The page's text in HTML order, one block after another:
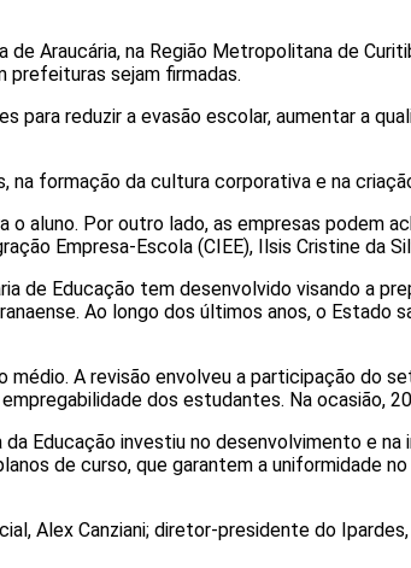
Araucária, na Região Metropolitana de
prefeituras sejam firmadas.
para reduzir a evasão escolar, aumentar a
formação da cultura corporativa e na
Por outro lado, as empresas podem
Empresa-Escola (CIEE), Ilsis Cristine da
de Educação tem desenvolvido visando a
Ao longo dos últimos anos, o Estado
A revisão envolveu a participação do
dos estudantes. Na ocasião,
Educação investiu no desenvolvimento e
de curso, que garantem a uniformidade
Alex Canziani; diretor-presidente do